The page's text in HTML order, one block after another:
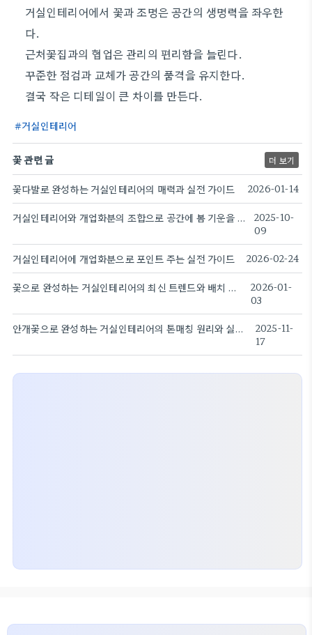
거실인테리어에서 꽃과 조명은 공간의 생명력을 좌우한
다.
근처꽃집과의 협업은 관리의 편리함을 늘린다.
꾸준한 점검과 교체가 공간의 품격을 유지한다.
결국 작은 디테일이 큰 차이를 만든다.
거실인테리어
꽃 관련 글 더 보기
꽃다발로 완성하는 거실인테리어의 매력과 실전 가이드 2026-01-14
거실인테리어와 개업화분의 조합으로 공간에 봄 기운을 더하는 방법.
2025-10-
09
거실인테리어에 개업화분으로 포인트 주는 실전 가이드 2026-02-24
꽃으로 완성하는 거실인테리어의 최신 트렌드와 배치 아이디어
2026-01-
03
안개꽃으로 완성하는 거실인테리어의 톤매칭 원리와 실용 가이드
2025-11-
17